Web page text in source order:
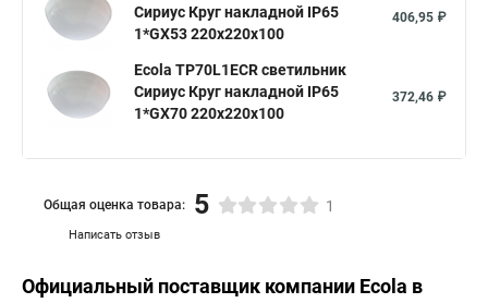
Сириус Круг накладной IP65
1*GX53 220х220х100
406,95 ₽
Ecola TP70L1ECR светильник
Сириус Круг накладной IP65
1*GX70 220х220х100
372,46 ₽
Написать отзыв
Общая оценка товара: 5 1
Официальный поставщик компании Ecola в